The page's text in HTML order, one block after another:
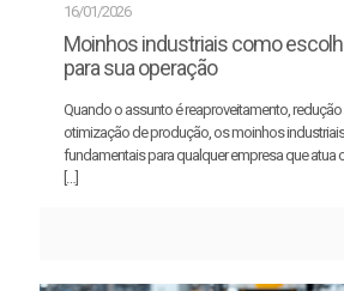
16/01/2026
Moinhos industriais como
para sua operação
Quando o assunto é reaproveitamento,
otimização de produção, os moinhos
fundamentais para qualquer empresa que